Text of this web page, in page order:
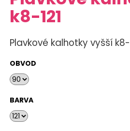
0,0
hvězdiček.
k8-121
Plavkové kalhotky vyšší k8-
OBVOD
BARVA
a
j
í
t
?